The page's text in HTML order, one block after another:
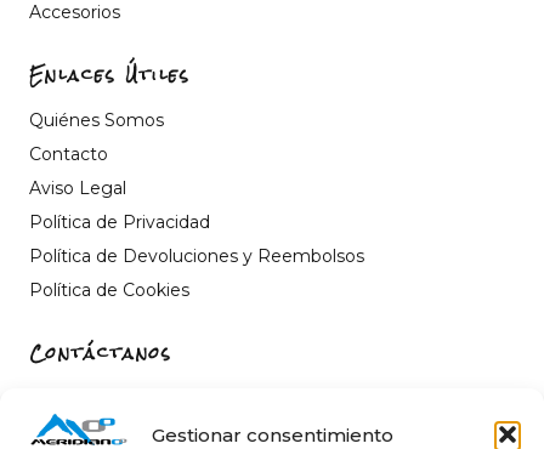
Gestionar consentimiento
Accesorios
Enlaces Útiles
Quiénes Somos
Contacto
Aviso Legal
Política de Privacidad
Política de Devoluciones y Reembolsos
Política de Cookies
Contáctanos
Castelló